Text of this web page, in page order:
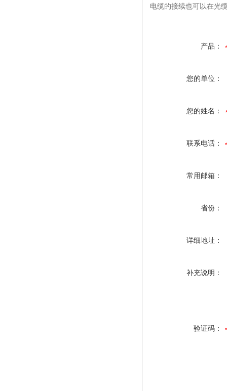
电缆的接续也可以在光
产品：
您的单位：
您的姓名：
联系电话：
常用邮箱：
省份：
详细地址：
补充说明：
验证码：